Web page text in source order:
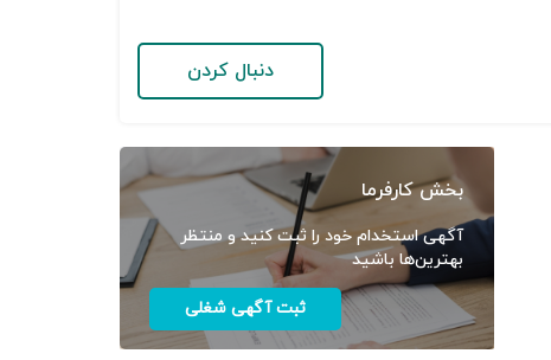
دنبال کردن
بخش کارفرما
آگهی استخدام خود را ثبت کنید و منتظر
بهترین‌ها باشید
ثبت آگهی شغلی